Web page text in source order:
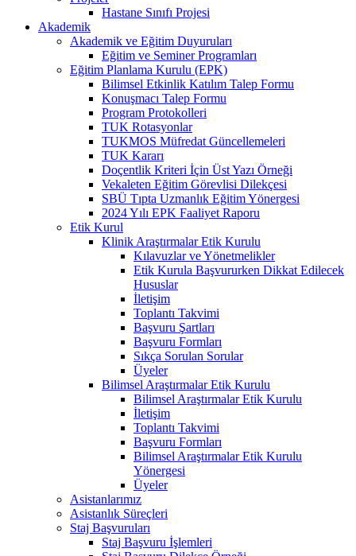
Hastane Sınıfı Projesi
Akademik
Akademik ve Eğitim Duyuruları
Eğitim ve Seminer Programları
Eğitim Planlama Kurulu (EPK)
Bilimsel Etkinlik Katılım Talep Formu
Konuşmacı Talep Formu
Program Protokolleri
TUK Rotasyonlar
TUKMOS Müfredat Güncellemeleri
TUK Kararı
Doçentlik Kriteri İçin Üst Yazı Örneği
Vekaleten Eğitim Görevlisi Dilekçesi
SBÜ Tıpta Uzmanlık Eğitim Yönergesi
2024 Yılı EPK Faaliyet Raporu
Etik Kurul
Klinik Araştırmalar Etik Kurulu
Kılavuzlar ve Yönetmelikler
Etik Kurula Başvururken Dikkat Edilecek
Hususlar
İletişim
Toplantı Takvimi
Başvuru Şartları
Başvuru Formları
Sıkça Sorulan Sorular
Üyeler
Bilimsel Araştırmalar Etik Kurulu
Bilimsel Araştırmalar Etik Kurulu
İletişim
Toplantı Takvimi
Başvuru Formları
Bilimsel Araştırmalar Etik Kurulu
Yönergesi
Üyeler
Asistanlarımız
Asistanlık Süreçleri
Staj Başvuruları
Staj Başvuru İşlemleri